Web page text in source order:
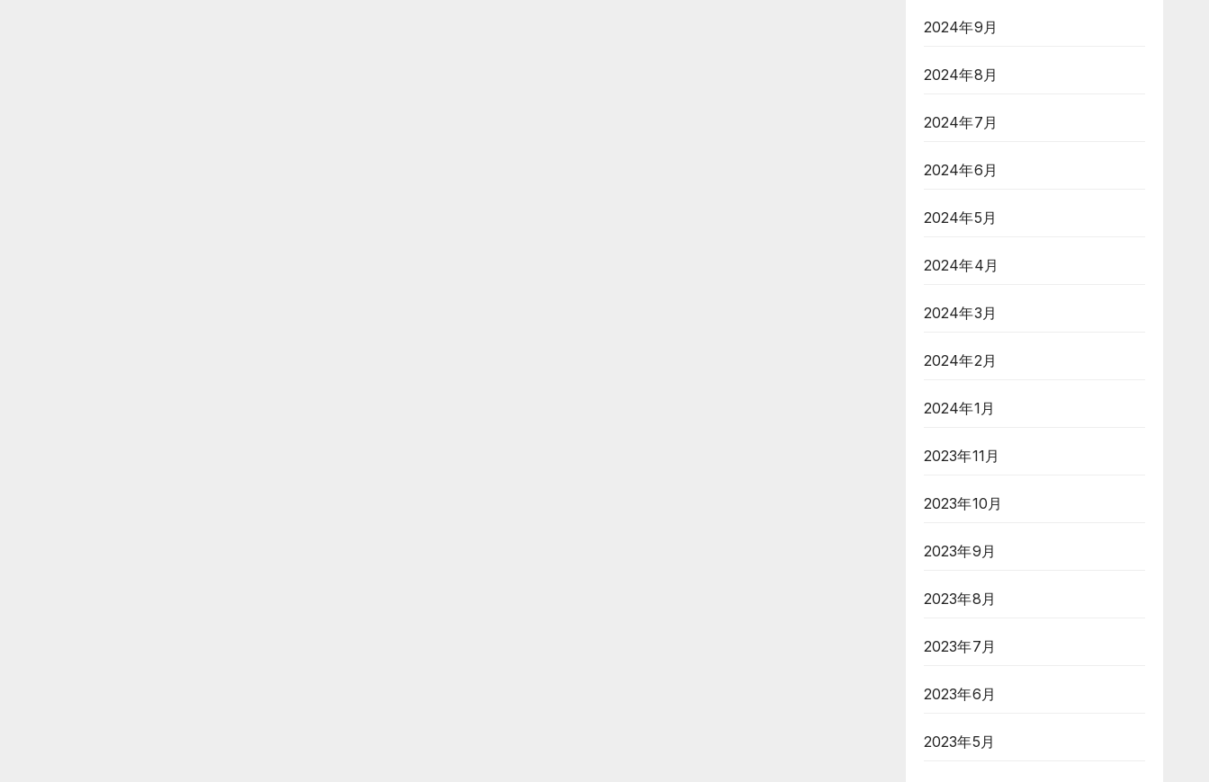
2024年9月
2024年8月
2024年7月
2024年6月
2024年5月
2024年4月
2024年3月
2024年2月
2024年1月
2023年11月
2023年10月
2023年9月
2023年8月
2023年7月
2023年6月
2023年5月